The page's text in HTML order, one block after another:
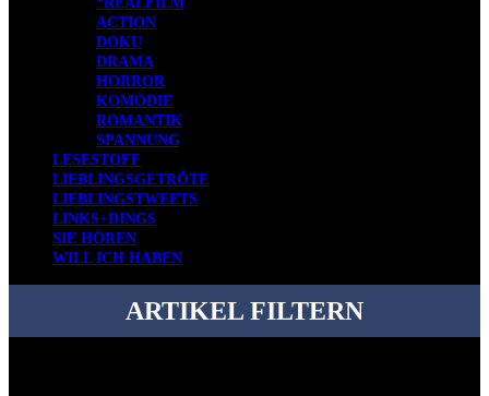
ACTION
DOKU
DRAMA
HORROR
KOMÖDIE
ROMANTIK
SPANNUNG
LESESTOFF
LIEBLINGSGETRÖTE
LIEBLINGSTWEETS
LINKS+DINGS
SIE HÖREN
WILL ICH HABEN
ARTIKEL FILTERN